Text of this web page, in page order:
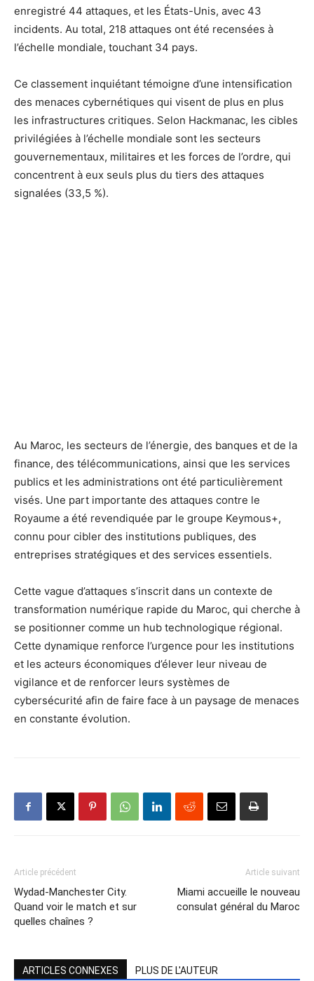
enregistré 44 attaques, et les États-Unis, avec 43
incidents. Au total, 218 attaques ont été recensées à
l’échelle mondiale, touchant 34 pays.
Ce classement inquiétant témoigne d’une intensification
des menaces cybernétiques qui visent de plus en plus
les infrastructures critiques. Selon Hackmanac, les cibles
privilégiées à l’échelle mondiale sont les secteurs
gouvernementaux, militaires et les forces de l’ordre, qui
concentrent à eux seuls plus du tiers des attaques
signalées (33,5 %).
Au Maroc, les secteurs de l’énergie, des banques et de la
finance, des télécommunications, ainsi que les services
publics et les administrations ont été particulièrement
visés. Une part importante des attaques contre le
Royaume a été revendiquée par le groupe Keymous+,
connu pour cibler des institutions publiques, des
entreprises stratégiques et des services essentiels.
Cette vague d’attaques s’inscrit dans un contexte de
transformation numérique rapide du Maroc, qui cherche à
se positionner comme un hub technologique régional.
Cette dynamique renforce l’urgence pour les institutions
et les acteurs économiques d’élever leur niveau de
vigilance et de renforcer leurs systèmes de
cybersécurité afin de faire face à un paysage de menaces
en constante évolution.
Article précédent
Wydad-Manchester City.
Quand voir le match et sur
quelles chaînes ?
Article suivant
Miami accueille le nouveau
consulat général du Maroc
ARTICLES CONNEXES PLUS DE L'AUTEUR